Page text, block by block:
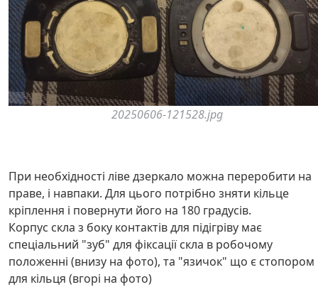
20250606-121528.jpg
При необхідності ліве дзеркало можна переробити на
праве, і навпаки. Для цього потрібно зняти кільце
кріплення і повернути його на 180 градусів.
Корпус скла з боку контактів для підігріву має
спеціальний "зуб" для фіксації скла в робочому
положенні (внизу на фото), та "язичок" що є стопором
для кільця (вгорі на фото)